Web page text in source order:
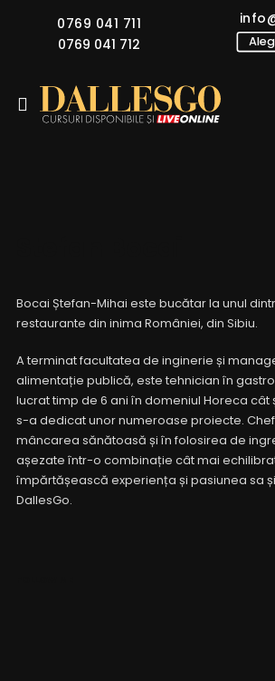
0769 041 711
0769 041 712
Bocai Ștefan-Mihai este bucătar la unul
restaurante din inima României, din Sibiu.
​A terminat facultatea de inginerie și
alimentație publică, este tehnician în
lucrat timp de 6 ani în domeniul Horeca cât
s-a dedicat unor numeroase proiecte.
mâncarea sănătoasă și în folosirea de
așezate într-o combinație cât mai
împărtășească experiența și pasiunea sa
DallesGo.